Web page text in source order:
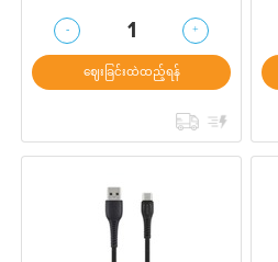
- 1
+
ဈေးခြင်းထဲထည့်ရန်